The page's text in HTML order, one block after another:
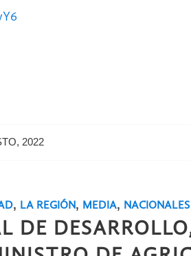
2022
, LA REGIÓN, MEDIA, NACIONALES
DE